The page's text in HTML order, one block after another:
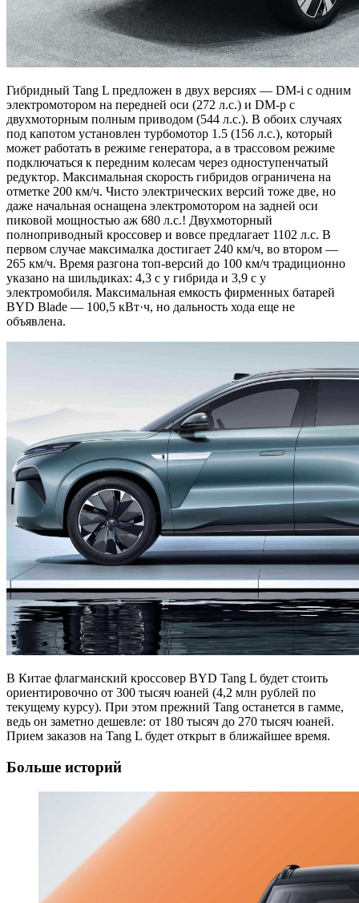
Гибридный Tang L предложен в двух версиях — DM-i с одним
электромотором на передней оси (272 л.с.) и DM-p c
двухмоторным полным приводом (544 л.с.). В обоих случаях
под капотом установлен турбомотор 1.5 (156 л.с.), который
может работать в режиме генератора, а в трассовом режиме
подключаться к передним колесам через одноступенчатый
редуктор. Максимальная скорость гибридов ограничена на
отметке 200 км/ч. Чисто электрических версий тоже две, но
даже начальная оснащена электромотором на задней оси
пиковой мощностью аж 680 л.с.! Двухмоторный
полноприводный кроссовер и вовсе предлагает 1102 л.с. В
первом случае максималка достигает 240 км/ч, во втором —
265 км/ч. Время разгона топ-версий до 100 км/ч традиционно
указано на шильдиках: 4,3 с у гибрида и 3,9 с у
электромобиля. Максимальная емкость фирменных батарей
BYD Blade — 100,5 кВт·ч, но дальность хода еще не
объявлена.
В Китае флагманский кроссовер BYD Tang L будет стоить
ориентировочно от 300 тысяч юаней (4,2 млн рублей по
текущему курсу). При этом прежний Tang останется в гамме,
ведь он заметно дешевле: от 180 тысяч до 270 тысяч юаней.
Прием заказов на Tang L будет открыт в ближайшее время.
Больше историй